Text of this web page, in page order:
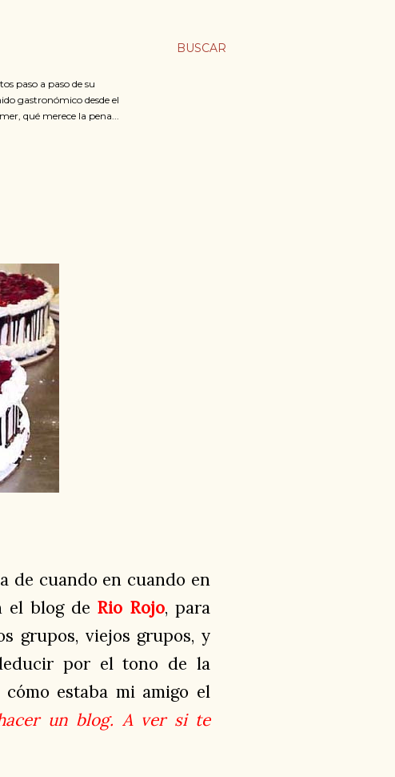
BUSCAR
paso a paso de su
gastronómico desde el
qué merece la pena...
de cuando en cuando en
el blog de Rio Rojo, para
grupos, viejos grupos, y
por el tono de la
estaba mi amigo el
un blog. A ver si te